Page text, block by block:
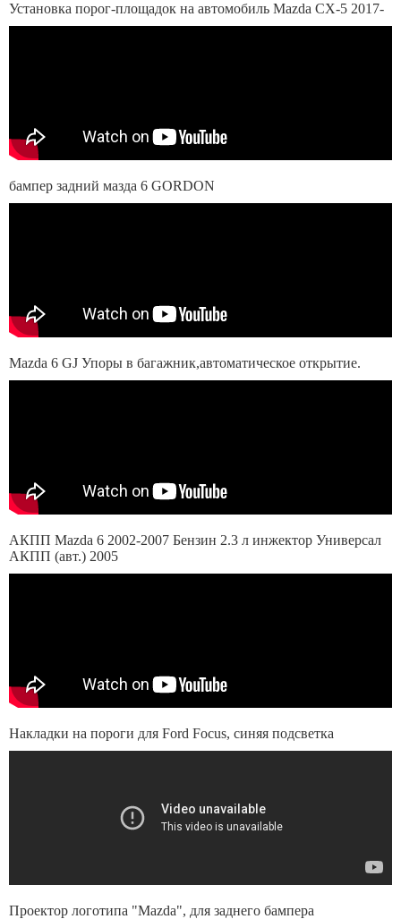
Установка порог-площадок на автомобиль Mazda CX-5 2017-
бампер задний мазда 6 GORDON
Mazda 6 GJ Упоры в багажник,автоматическое открытие.
АКПП Mazda 6 2002-2007 Бензин 2.3 л инжектор Универсал
АКПП (авт.) 2005
Накладки на пороги для Ford Focus, синяя подсветка
Проектор логотипа "Mazda", для заднего бампера